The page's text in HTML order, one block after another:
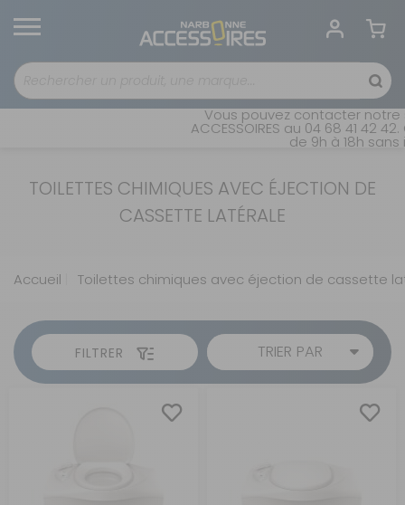
Vous pouvez contacter notre
ACCESSOIRES au 04 68 41 42
de 9h à 18h sans
TOILETTES CHIMIQUES AVEC ÉJECTION DE
CASSETTE LATÉRALE
Accueil Toilettes chimiques avec éjection de cassette
FILTRER TRIER PAR